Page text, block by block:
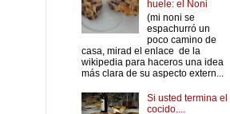
huele: el Noni
(mi noni se
espachurró un
poco camino de
casa, mirad el enlace de la
wikipedia para haceros una idea
más clara de su aspecto extern...
Si usted termina el
cocido....